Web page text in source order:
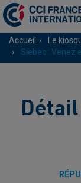
Accueil
Le
Siebec : Venez